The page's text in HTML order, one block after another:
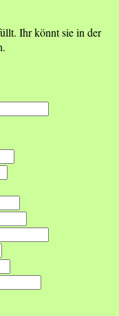
Ihr könnt sie in der